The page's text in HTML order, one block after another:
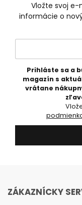
Vložte svoj
informácie o
Prihláste sa a
magazín s
vrátane
ZÁKAZNÍCKY